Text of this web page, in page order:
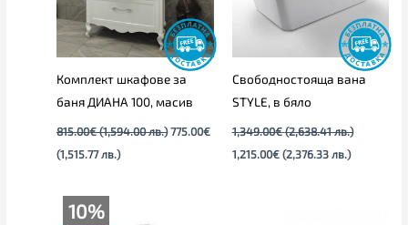
Комплект шкафове за
баня ДИАНА 100, масив
815.00€ (1,594.00 лв.) 775.00€
(1,515.77 лв.)
Свободностояща вана
STYLE, в бяло
1,349.00€ (2,638.41 лв.)
1,215.00€ (2,376.33 лв.)
10%
Original
price